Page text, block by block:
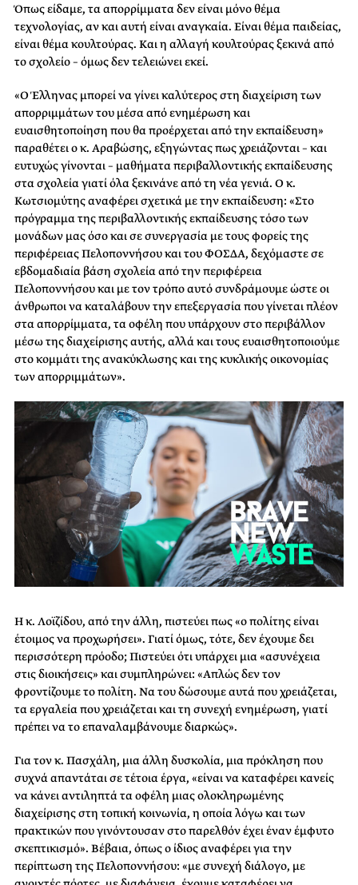
Όπως είδαμε, τα απορρίμματα δεν είναι μόνο θέμα
τεχνολογίας, αν και αυτή είναι αναγκαία. Είναι θέμα παιδείας,
είναι θέμα κουλτούρας. Και η αλλαγή κουλτούρας ξεκινά από
το σχολείο – όμως δεν τελειώνει εκεί.
«Ο Έλληνας μπορεί να γίνει καλύτερος στη διαχείριση των
απορριμμάτων του μέσα από ενημέρωση και
ευαισθητοποίηση που θα προέρχεται από την εκπαίδευση»
παραθέτει ο κ. Αραβώσης, εξηγώντας πως χρειάζονται – και
ευτυχώς γίνονται – μαθήματα περιβαλλοντικής εκπαίδευσης
στα σχολεία γιατί όλα ξεκινάνε από τη νέα γενιά. Ο κ.
Κωτσιομύτης αναφέρει σχετικά με την εκπαίδευση: «Στο
πρόγραμμα της περιβαλλοντικής εκπαίδευσης τόσο των
μονάδων μας όσο και σε συνεργασία με τους φορείς της
περιφέρειας Πελοποννήσου και του ΦΟΣΔΑ, δεχόμαστε σε
εβδομαδιαία βάση σχολεία από την περιφέρεια
Πελοποννήσου και με τον τρόπο αυτό συνδράμουμε ώστε οι
άνθρωποι να καταλάβουν την επεξεργασία που γίνεται πλέον
στα απορρίμματα, τα οφέλη που υπάρχουν στο περιβάλλον
μέσω της διαχείρισης αυτής, αλλά και τους ευαισθητοποιούμε
στο κομμάτι της ανακύκλωσης και της κυκλικής οικονομίας
των απορριμμάτων».
Η κ. Λοϊζίδου, από την άλλη, πιστεύει πως «ο πολίτης είναι
έτοιμος να προχωρήσει». Γιατί όμως, τότε, δεν έχουμε δει
περισσότερη πρόοδο; Πιστεύει ότι υπάρχει μια «ασυνέχεια
στις διοικήσεις» και συμπληρώνει: «Απλώς δεν τον
φροντίζουμε το πολίτη. Να του δώσουμε αυτά που χρειάζεται,
τα εργαλεία που χρειάζεται και τη συνεχή ενημέρωση, γιατί
πρέπει να το επαναλαμβάνουμε διαρκώς».
Για τον κ. Πασχάλη, μια άλλη δυσκολία, μια πρόκληση που
συχνά απαντάται σε τέτοια έργα, «είναι να καταφέρει κανείς
να κάνει αντιληπτά τα oφέλη μιας ολοκληρωμένης
διαχείρισης στη τοπική κοινωνία, η οποία λόγω και των
πρακτικών που γινόντουσαν στο παρελθόν έχει έναν έμφυτο
σκεπτικισμό». Βέβαια, όπως ο ίδιος αναφέρει για την
περίπτωση της Πελοποννήσου: «με συνεχή διάλογο, με